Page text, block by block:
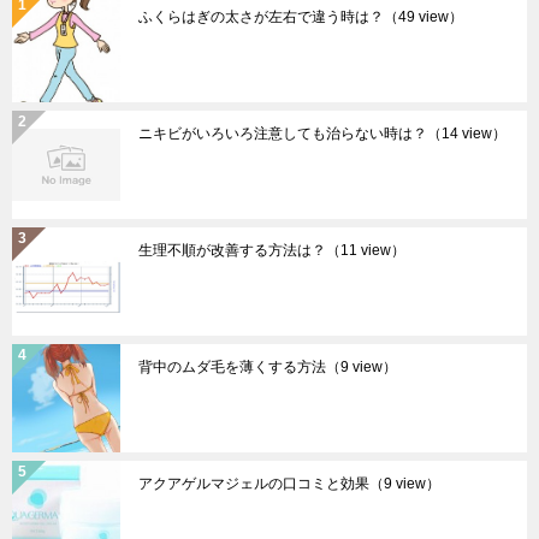
ふくらはぎの太さが左右で違う時は？ （49 view）
ニキビがいろいろ注意しても治らない時は？ （14 view）
生理不順が改善する方法は？ （11 view）
背中のムダ毛を薄くする方法 （9 view）
アクアゲルマジェルの口コミと効果 （9 view）